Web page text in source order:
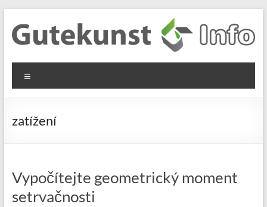
content
Gutekunst
Formfedern
GmbH
Informationen
Flachmaterial
zatížení
Vypočítejte geometrický moment
setrvačnosti